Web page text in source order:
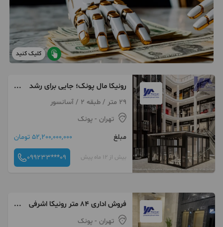
کلیک کنید
رونیکا مال پونک؛ جایی برای رشد
سرمایه و آینده کاری شما
29 متر / طبقه 2 / آسانسور
تهران - پونک
مبلغ
52,200,000,000 تومان
بیش از 12 ماه پیش 099233***09
فروش اداری ۸۴ متر رونیکا اشرفی
اصفهانی با بهترین امکانات
تهران - پونک